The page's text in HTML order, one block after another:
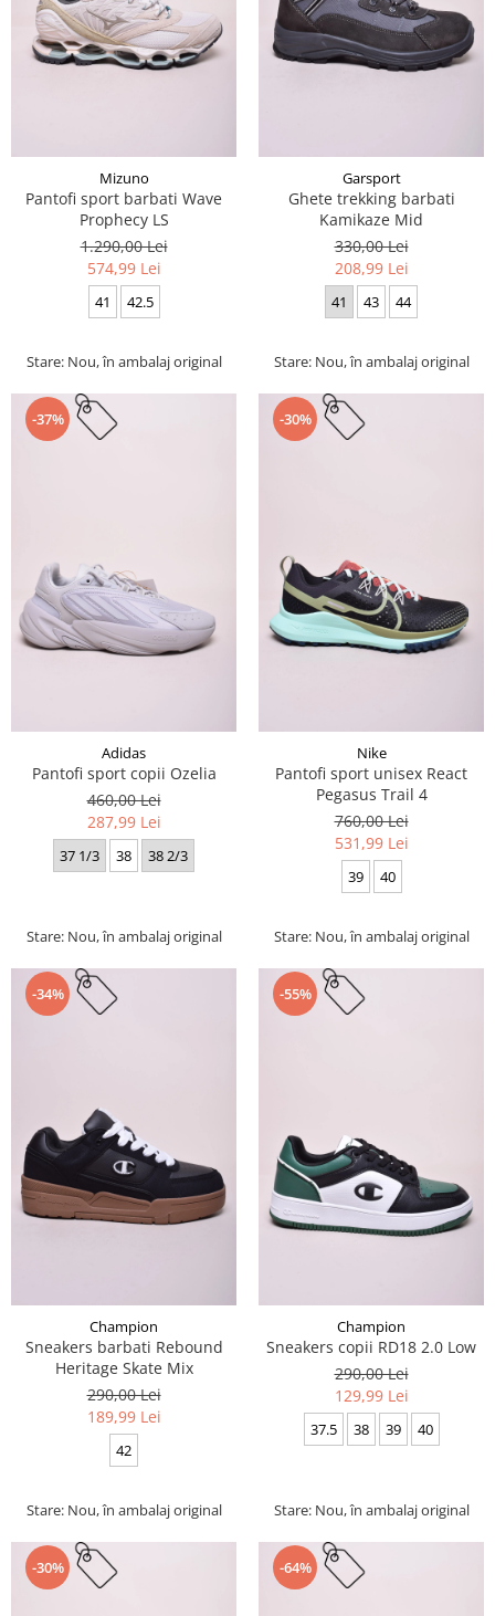
Mizuno
Pantofi sport barbati Wave
Prophecy LS
1.290,00 Lei
574,99 Lei
41 42.5
Stare: Nou, în ambalaj original
Garsport
Ghete trekking barbati
Kamikaze Mid
330,00 Lei
208,99 Lei
41 43 44
Stare: Nou, în ambalaj original
-37%
Adidas
Pantofi sport copii Ozelia
460,00 Lei
287,99 Lei
37 1/3 38 38 2/3
Stare: Nou, în ambalaj original
-30%
Nike
Pantofi sport unisex React
Pegasus Trail 4
760,00 Lei
531,99 Lei
39 40
Stare: Nou, în ambalaj original
-34%
Champion
Sneakers barbati Rebound
Heritage Skate Mix
290,00 Lei
189,99 Lei
42
Stare: Nou, în ambalaj original
-55%
Champion
Sneakers copii RD18 2.0 Low
290,00 Lei
129,99 Lei
37.5 38 39 40
Stare: Nou, în ambalaj original
-30% -64%